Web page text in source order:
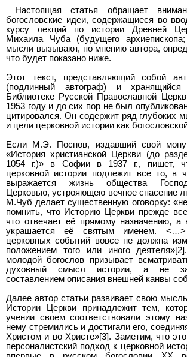
Настоящая статья обращает
богословские идеи, содержащиеся во
курсу лекций по истории Древней
Михаила Чуба (будущего
мысли вызывают, по мнению автора,
что будет показано ниже.
Этот текст, представляющий собой
(подлинный автограф) и
Библиотеке Русской Православной
1953 году и до сих пор не был
цитировался. Он содержит ряд глубоких
и цели церковной истории как
Если М.Э. Поснов, издавший свой
«История христианской Церкви (до
1054 г.)» в Софии в 1937 г., пишет,
церковной истории подлежит все то, в
выражается жизнь общества
Церковью, устрояющею вечное спасение
М.Чуб делает существенную оговорку:
помнить, что Историю Церкви прежде
что отвечает её прямому назначению, а
украшается её святым именем. <…>
церковных событий вовсе не должна
положением того или иного
молодой богослов призывает
духовный смысл истории, а не
составлением описания внешней канвы
Далее автор статьи развивает свою
Истории Церкви принадлежит тем,
учении своем соответствовали этому
нему стремились и достигали его,
Христом и во Христе»[3]. Заметим, что
персоналистский подход к церковной